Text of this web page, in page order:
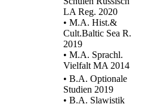
LA Reg. 2020
• M.A. Hist.&
Cult.Baltic Sea R.
2019
• M.A. Sprachl.
Vielfalt MA 2014
• B.A. Optionale
Studien 2019
• B.A. Slawistik